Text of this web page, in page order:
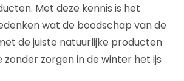
Met deze kennis is het
wat de boodschap van de
de juiste natuurlijke producten
zonder zorgen in de winter het ijs